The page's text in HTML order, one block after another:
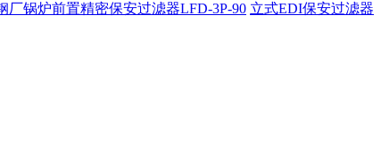
厂锅炉前置精密保安过滤器LFD-3P-90 立式EDI保安过滤器